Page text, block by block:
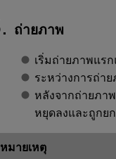
ถ่ายภาพ
เริ่มถ่ายภาพแร
ระหว่างการถ่า
หลังจากถ่ายภา
หยุดลงและถูกย
หมายเหตุ